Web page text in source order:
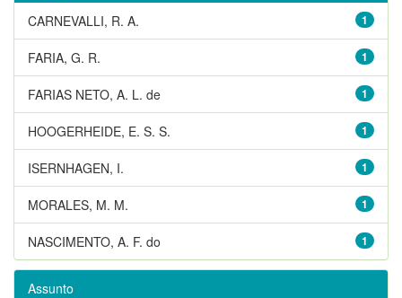
1
CARNEVALLI, R. A.
1
FARIA, G. R.
1
FARIAS NETO, A. L. de
1
HOOGERHEIDE, E. S. S.
1
ISERNHAGEN, I.
1
MORALES, M. M.
1
NASCIMENTO, A. F. do
Assunto